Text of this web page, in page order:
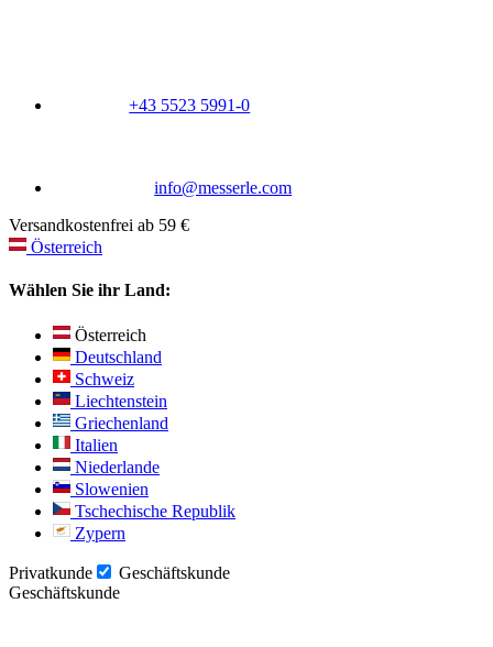
+43 5523 5991-0
info@messerle.com
Versandkostenfrei ab 59 €
Österreich
Wählen Sie ihr Land:
Österreich
Deutschland
Schweiz
Liechtenstein
Griechenland
Italien
Niederlande
Slowenien
Tschechische Republik
Zypern
Privatkunde
Geschäftskunde
Geschäftskunde